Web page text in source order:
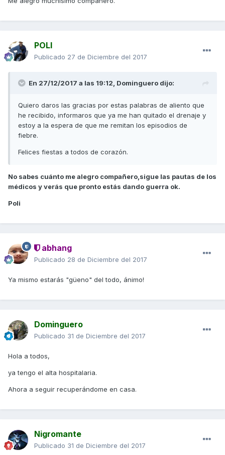
POLI
Publicado 27 de Diciembre del 2017
En 27/12/2017 a las 19:12, Dominguero dijo:
Quiero daros las gracias por estas palabras de aliento que
he recibido, informaros que ya me han quitado el drenaje y
estoy a la espera de que me remitan los episodios de
fiebre.
Felices fiestas a todos de corazón.
No sabes cuánto me alegro compañero,sigue las pautas de los
médicos y verás que pronto estás dando guerra ok.
Poli
abhang
Publicado 28 de Diciembre del 2017
Ya mismo estarás "güeno" del todo, ánimo!
Dominguero
Publicado 31 de Diciembre del 2017
Hola a todos,
ya tengo el alta hospitalaria.
Ahora a seguir recuperándome en casa.
Nigromante
Publicado 31 de Diciembre del 2017